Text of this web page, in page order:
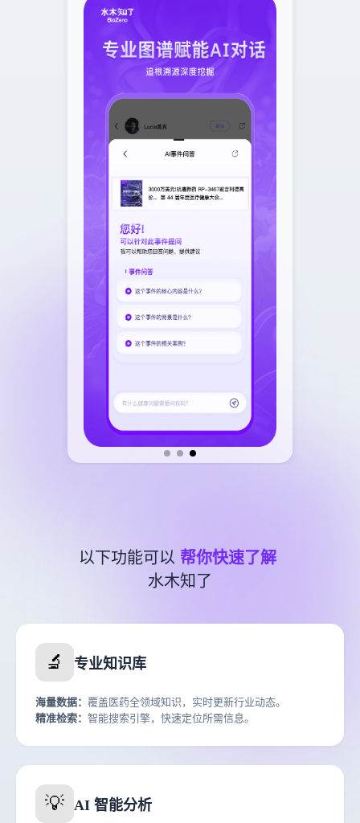
以下功能可以 帮你快速了解
水木知了
🔬 专业知识库
海量数据： 覆盖医药全领域知识，实时更新行业动态。
精准检索： 智能搜索引擎，快速定位所需信息。
💡 AI 智能分析